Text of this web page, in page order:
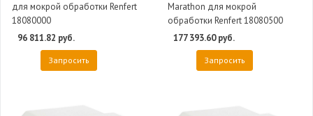
для мокрой обработки Renfert
18080000
96 811.82 руб.
Запросить
Marathon для мокрой
обработки Renfert 18080500
177 393.60 руб.
Запросить